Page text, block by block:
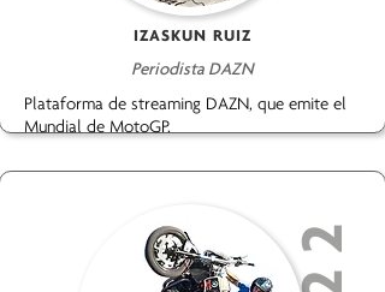
IZASKUN RUIZ
Periodista DAZN
Plataforma de streaming DAZN, que emite el
Mundial de MotoGP.